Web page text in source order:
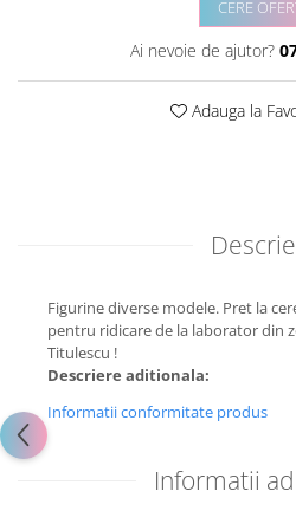
CERE
Ai nevoie de ajutor?
Adauga la
Figurine diverse modele. Pret la
pentru ridicare de la laborator din
Titulescu !
Descriere aditionala:
Informatii conformitate produs
Informatii